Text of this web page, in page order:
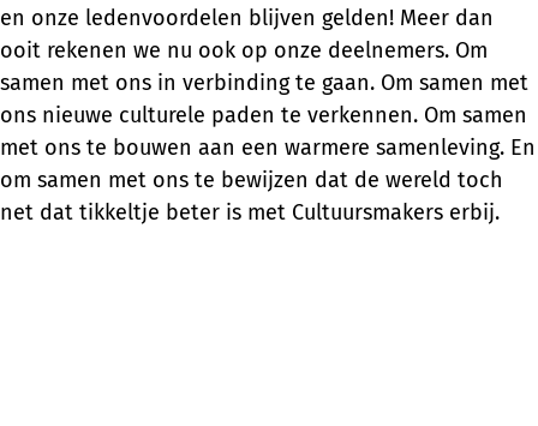
en onze ledenvoordelen blijven gelden! Meer dan
ooit rekenen we nu ook op onze deelnemers. Om
samen met ons in verbinding te gaan. Om samen met
ons nieuwe culturele paden te verkennen. Om samen
met ons te bouwen aan een warmere samenleving. En
om samen met ons te bewijzen dat de wereld toch
net dat tikkeltje beter is met Cultuursmakers erbij.